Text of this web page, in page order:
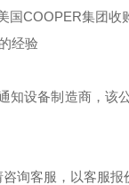
国COOPER集团收
经验
知设备制造商，该
询客服，以客服报